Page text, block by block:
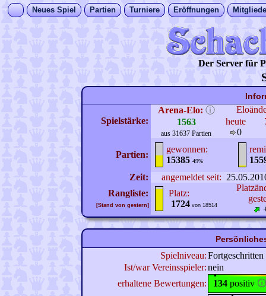
Neues Spiel Partien Turniere Eröffnungen
Der Server für
Spielstärke:
Arena-Elo: ⓘ
1563
aus 31637 Partien
heute
0
Partien:
gewonnen:
15385 49%
Zeit:
angemeldet seit:
Rangliste:
[Stand von gestern]
Platz:
1724 von 18514
Spielniveau:Fortgeschritten
Ist/war Vereinsspieler:nein
erhaltene Bewertungen:
134 positiv 🛈